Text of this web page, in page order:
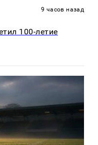
9 часов назад
100-летие